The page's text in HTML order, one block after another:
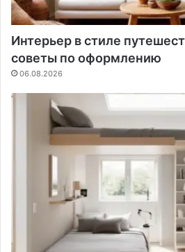
Интерьер в стиле
советы по оформлению
06.08.2026